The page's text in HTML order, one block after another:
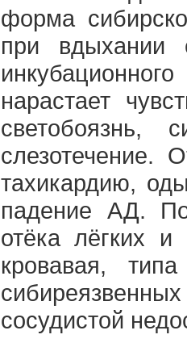
форма
при вдыхании
нарастает
светобоязнь,
слезотечение.
тахикардию,
падение АД.
отёка лёгких и
кровавая,
сосудистой